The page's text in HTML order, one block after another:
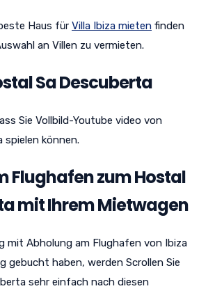
Haus für Villa Ibiza mieten finden
an Villen zu vermieten.
Sa Descuberta
Sie Vollbild-Youtube video von
spielen können.
Flughafen zum Hostal
mit Ihrem Mietwagen
mit Abholung am Flughafen von Ibiza
gebucht haben, werden Scrollen Sie
sehr einfach nach diesen